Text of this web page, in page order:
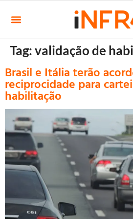
Tag:validação de
Brasil e Itália terão
reciprocidade para
habilitação